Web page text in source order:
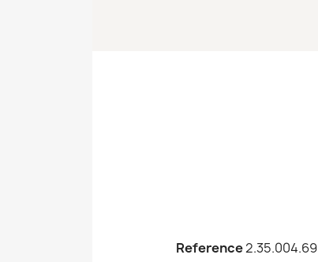
Reference2.35.004.69